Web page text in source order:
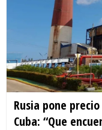
Rusia pone
Cuba: “Que